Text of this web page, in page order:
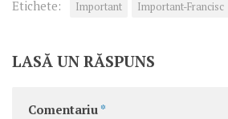
Etichete: Important Important-Francisc
LASĂ UN RĂSPUNS
Comentariu *